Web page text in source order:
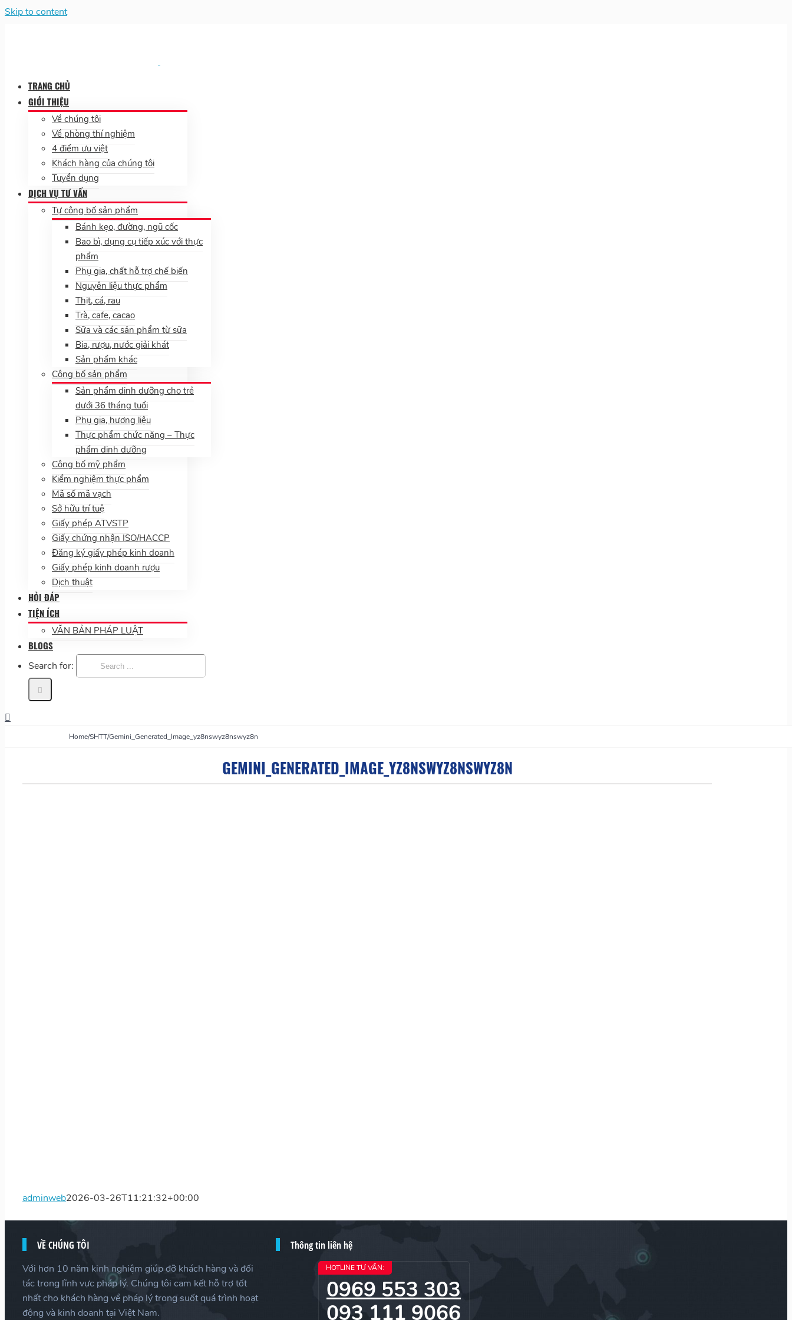
Skip to content
TRANG CHỦ
GIỚI THIỆU
Về chúng tôi
Về phòng thí nghiệm
4 điểm ưu việt
Khách hàng của chúng tôi
Tuyển dụng
DỊCH VỤ TƯ VẤN
Tự công bố sản phẩm
Bánh kẹo, đường, ngũ cốc
Bao bì, dụng cụ tiếp xúc với thực
phẩm
Phụ gia, chất hỗ trợ chế biến
Nguyên liệu thực phẩm
Thịt, cá, rau
Trà, cafe, cacao
Sữa và các sản phẩm từ sữa
Bia, rượu, nước giải khát
Sản phẩm khác
Công bố sản phẩm
Sản phẩm dinh dưỡng cho trẻ
dưới 36 tháng tuổi
Phụ gia, hương liệu
Thực phẩm chức năng – Thực
phẩm dinh dưỡng
Công bố mỹ phẩm
Kiểm nghiệm thực phẩm
Mã số mã vạch
Sở hữu trí tuệ
Giấy phép ATVSTP
Giấy chứng nhận ISO/HACCP
Đăng ký giấy phép kinh doanh
Giấy phép kinh doanh rượu
Dịch thuật
HỎI ĐÁP
TIỆN ÍCH
VĂN BẢN PHÁP LUẬT
BLOGS
Search for:
Home/SHTT/Gemini_Generated_Image_yz8nswyz8nswyz8n
GEMINI_GENERATED_IMAGE_YZ8NSWYZ8NSWYZ8N
adminweb2026-03-26T11:21:32+00:00
VỀ CHÚNG TÔI
Với hơn 10 năm kinh nghiệm giúp đỡ khách hàng và đối
tác trong lĩnh vực pháp lý. Chúng tôi cam kết hỗ trợ tốt
nhất cho khách hàng về pháp lý trong suốt quá trình hoạt
động và kinh doanh tại Việt Nam.
Thông tin liên hệ
HOTLINE TƯ VẤN:
0969 553 303
093 111 9066